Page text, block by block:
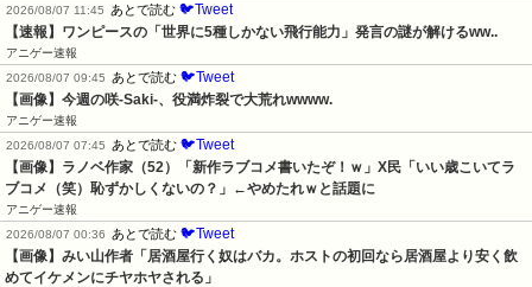
2026/08/07 11:45
あとで読む 🐦Tweet
【速報】ワンピースの「世界に5種しかない飛行能力」発言の謎が解けるww..
アニゲー速報
2026/08/07 09:45
あとで読む 🐦Tweet
【画像】今週の咲-Saki-、役満炸裂で大荒れwwww.
アニゲー速報
2026/08/07 07:45
あとで読む 🐦Tweet
【画像】ラノベ作家（52）「新作ラブコメ書いたぞ！ｗ」X民「いい歳こいてラ
ブコメ（笑）恥ずかしくないの？」←やめたれｗと話題に
アニゲー速報
2026/08/07 00:36
あとで読む 🐦Tweet
【画像】みい山作者「居酒屋行く奴はバカ。ホストの初回なら居酒屋より安く飲
めてイケメンにチヤホヤされる」